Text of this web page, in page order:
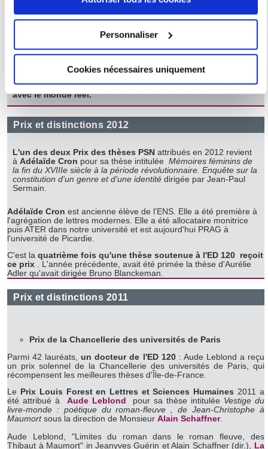
Si vous le permettez, nous aimerions également :
géographique qui peuvent être précises à plusieurs
mètres près
Identifier votre appareil en l'analysant activement
pour en relever les caractéristiques spécifiques
(empreintes digitales).
Pour en savoir plus sur le traitement de vos données
personnelles et définir vos préférences, reportez-vous à la
consentement à tout moment à partir de la déclaration sur
les cookies.
et les annonces, d'offrir des fonctionnalités relatives aux
médias sociaux et d'analyser notre trafic. Nous
notre site avec nos partenaires de médias sociaux, de
publicité et d'analyse, qui peuvent combiner celles-ci avec
d'autres informations que vous leur avez fournies ou qu'ils
ont collectées lors de votre utilisation de leurs services.
Personnaliser
Cookies nécessaires uniquement
L'un des Prix Louis Forest (Lettres) 2014 a été décerné à
Marie Sorel; directeur de thèse : Alain Schaffner pour sa
thèse intitulée :Le Jeu dans l’œuvre de Henry de
Faisant dialoguer l’œuvre de Montherlant avec celles de
ses contemporains, cette thèse met en évidence le rôle du
jeu dans la construction de l’image d’un écrivain
controversé et un peu oublié aujourd’hui. Pointer les atouts
et les faiblesses de la posture de joueur conduit à montrer
les relations ambivalentes que la sphère ludique entretient
avec le monde réel.
Prix et distinctions 2012
L'un des deux Prix des thèses PSNattribués en 2012 revient
àAdélaïde Cron pour sa thèse intitulée Mémoires féminins de
la fin du XVIIIe siècle à la période révolutionnaire. Enquête sur la
constitution d'un genre et d'une identité dirigée par Jean-Paul
Sermain.
Adélaïde Cronest ancienne élève de l'ENS. Elle a été première à
l'agrégation de lettres modernes. Elle a été allocataire monitrice
puis ATER dans notre université et est aujourd'hui PRAG à
l'université de Picardie.
C'est laquatrième fois qu'une thèse soutenue à l'ED 120 reçoit
ce prix . L'année précédente, avait été primée la thèse d'Aurélie
Adler qu'avait dirigée Bruno Blanckeman.
Prix et distinctions 2011
Prix de la Chancellerie des universités de Paris
Parmi 42 lauréats, un docteurde l'ED 120: Aude Leblond a reçu
un prix solennel de la Chancellerie des universités de Paris, qui
récompensent les meilleures thèses d'Île-de-France.
Le Prix Louis Forest en Lettres et Sciences Humaines 2011 a
été attribué à Aude Leblond pour sa thèse intitulée Vestige du
livre-monde : poétique du roman-fleuve , de Jean-Christophe à
Maumortsous la direction de MonsieurAlain Schaffner.
Aude Leblond, "Limites du roman dans le roman fleuve, des
Thibaut à Maumort" in Jeanyves Guérin et Alain Schaffner (dir.), La